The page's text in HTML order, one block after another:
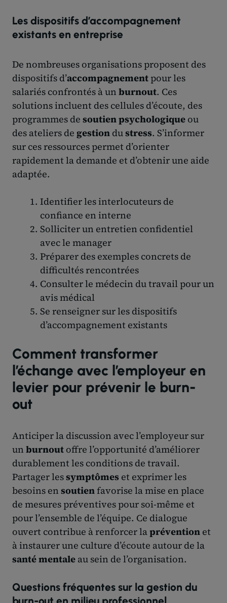
Les dispositifs d’accompagnement
existants en entreprise
De nombreuses organisations proposent des
dispositifs d’accompagnement pour les
salariés confrontés à un burnout. Ces
solutions incluent des cellules d’écoute, des
programmes de soutien psychologique ou
des ateliers de gestion dustress. S’informer
sur ces ressources permet d’orienter
rapidement la demande et d’obtenir une aide
adaptée.
Identifier les interlocuteurs de
confiance en interne
Solliciter un entretien confidentiel
avec le manager
Préparer des exemples concrets de
difficultés rencontrées
Consulter le médecin du travail pour un
avis médical
Se renseigner sur les dispositifs
d’accompagnement existants
Comment transformer
l’échange avec l’employeur en
levier pour prévenir le burn-
out
Anticiper la discussion avec l’employeur sur
un burnout offre l’opportunité d’améliorer
durablement les conditions de travail.
Partager lessymptômes et exprimer les
besoins en soutienfavorise la mise en place
de mesures préventives pour soi-même et
pour l’ensemble de l’équipe. Ce dialogue
ouvert contribue à renforcer laprévention et
à instaurer une culture d’écoute autour de la
santé mentale au sein de l’organisation.
Questions fréquentes sur la gestion du